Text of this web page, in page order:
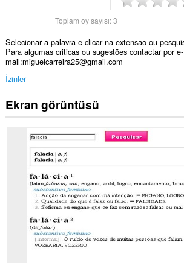
Toplam oy sayısı:3
Selecionar a palavra e clicar na extensao ou
Para algumas criticas ou sugestões contactar por e-
mail:miguelcarreira25@gmail.com
İzinler
Bu
eklenti,
sitelerindeki
verilerinize
erişebilir.
sitelerindeki
verilerinize
Ekran görüntüsü